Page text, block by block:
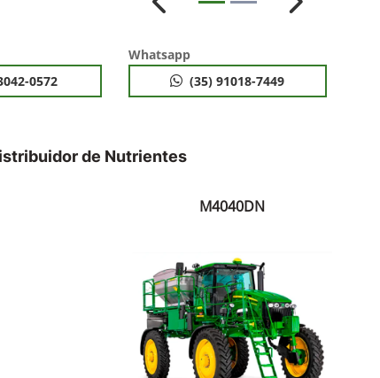
Anterior Próximo
0572
Whatsapp
(35) 91018-7449
de Nutrientes
M4040DN